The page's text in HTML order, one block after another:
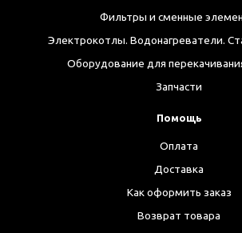
Фильтры и сменные
Электрокотлы. Водонагреватели.
Оборудование для
Запчасти
Помощь
Оплата
Доставка
Как оформить заказ
Возврат товара